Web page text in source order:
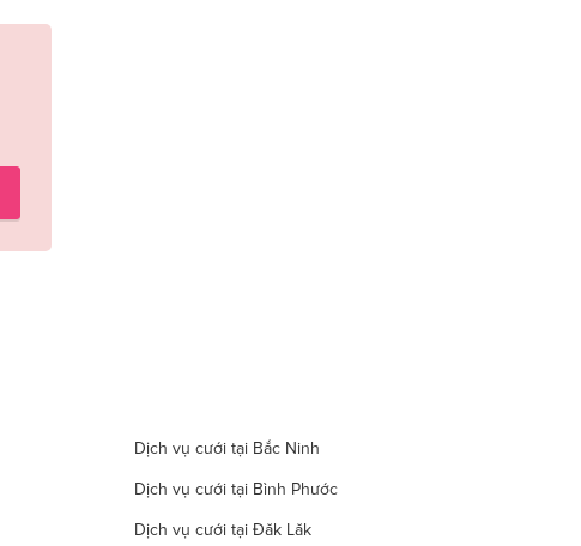
Dịch vụ cưới tại Bắc Ninh
Dịch vụ cưới tại Bình Phước
Dịch vụ cưới tại Đăk Lăk